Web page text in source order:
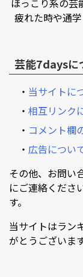
疲れた時や通
芸能7daysに
・ 当サイトに
・ 相互リンク
・ コメント欄
・ 広告につい
その他、お問い
にご連絡くださ
す。
当サイトはラン
がとうございます